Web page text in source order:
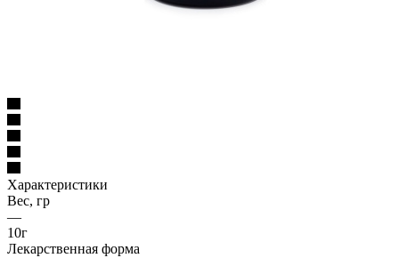
Характеристики
Вес, гр
—
10г
Лекарственная форма